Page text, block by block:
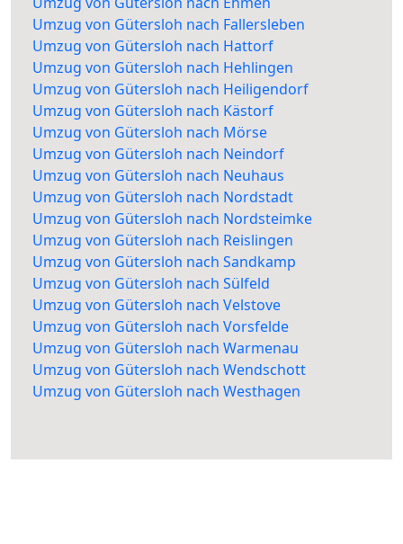
Umzug von Gütersloh nach Fallersleben
Umzug von Gütersloh nach Hattorf
Umzug von Gütersloh nach Hehlingen
Umzug von Gütersloh nach Heiligendorf
Umzug von Gütersloh nach Kästorf
Umzug von Gütersloh nach Mörse
Umzug von Gütersloh nach Neindorf
Umzug von Gütersloh nach Neuhaus
Umzug von Gütersloh nach Nordstadt
Umzug von Gütersloh nach Nordsteimke
Umzug von Gütersloh nach Reislingen
Umzug von Gütersloh nach Sandkamp
Umzug von Gütersloh nach Sülfeld
Umzug von Gütersloh nach Velstove
Umzug von Gütersloh nach Vorsfelde
Umzug von Gütersloh nach Warmenau
Umzug von Gütersloh nach Wendschott
Umzug von Gütersloh nach Westhagen